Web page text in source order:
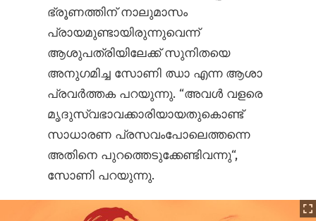
ഭ്രൂണത്തിന് നാലുമാസം
പ്രായമുണ്ടായിരുന്നുവെന്ന്
ആശുപത്രിയിലേക്ക് സുനിതയെ
അനുഗമിച്ച സോണി ഝാ എന്ന ആശാ
പ്രവർത്തക പറയുന്നു. “അവൾ വളരെ
മൃദുസ്വഭാവക്കാരിയായതുകൊണ്ട്
സാധാരണ പ്രസവംപോലെത്തന്നെ
അതിനെ പുറത്തെടുക്കേണ്ടിവന്നു“,
സോണി പറയുന്നു.